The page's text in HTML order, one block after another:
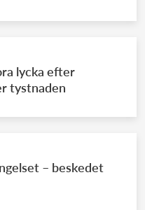
lycka efter
tystnaden
– beskedet